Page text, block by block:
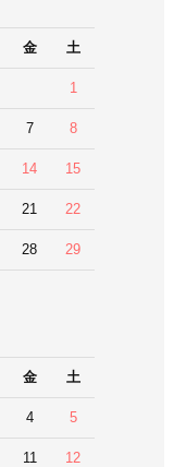
金 土
1
7 8
14 15
21 22
28 29
金 土
4 5
11 12